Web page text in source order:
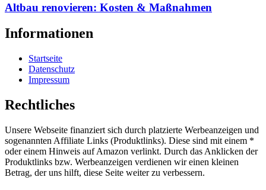
Altbau renovieren: Kosten & Maßnahmen
Informationen
Startseite
Datenschutz
Impressum
Rechtliches
Unsere Webseite finanziert sich durch platzierte Werbeanzeigen und
sogenannten Affiliate Links (Produktlinks). Diese sind mit einem *
oder einem Hinweis auf Amazon verlinkt. Durch das Anklicken der
Produktlinks bzw. Werbeanzeigen verdienen wir einen kleinen
Betrag, der uns hilft, diese Seite weiter zu verbessern.